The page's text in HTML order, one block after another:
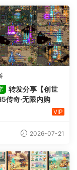
转发分享【创世
传奇·无限内购
VIP
2026-07-21